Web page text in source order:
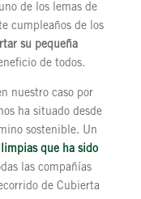
de los lemas de
cumpleaños de los
su pequeña
de todos.
nuestro caso por
ha situado desde
sostenible. Un
que ha sido
las compañías
de Cubierta